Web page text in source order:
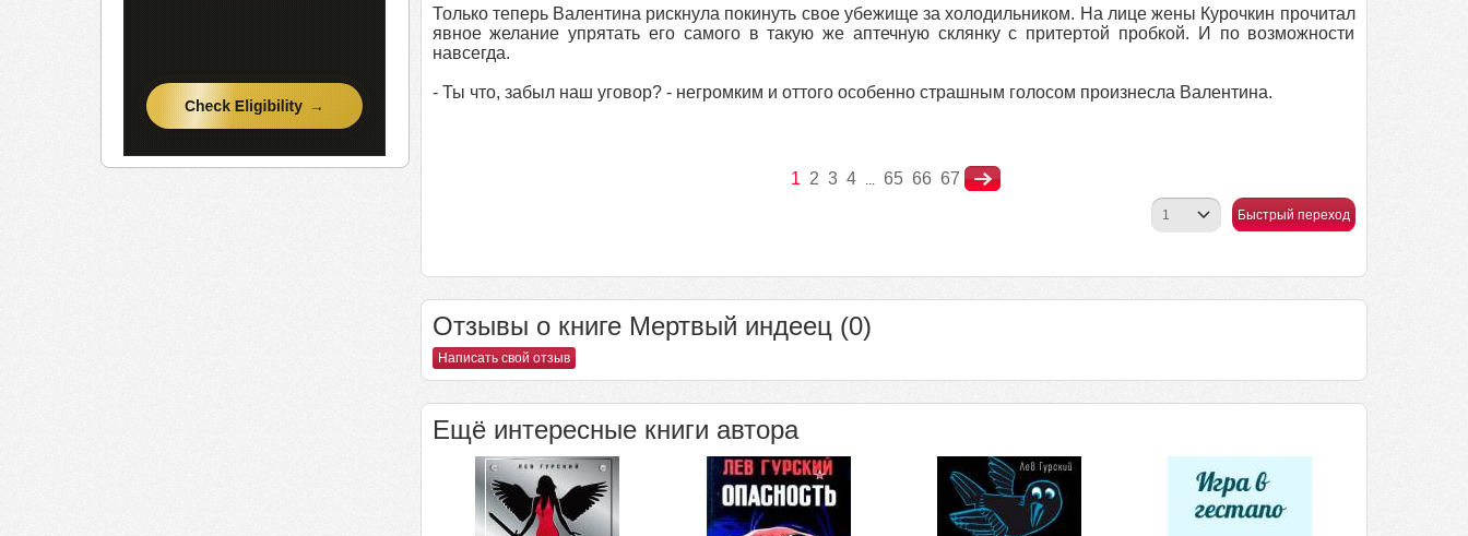
Только теперь Валентина рискнула покинуть свое убежище за холодильником. На лице жены Курочкин прочитал
явное желание упрятать его самого в такую же аптечную склянку с притертой пробкой. И по возможности
навсегда.
- Ты что, забыл наш уговор? - негромким и оттого особенно страшным голосом произнесла Валентина.
1 2 3 4 ... 65 66 67
Быстрый переход
Отзывы о книге Мертвый индеец (0)
Написать свой отзыв
Ещё интересные книги автора